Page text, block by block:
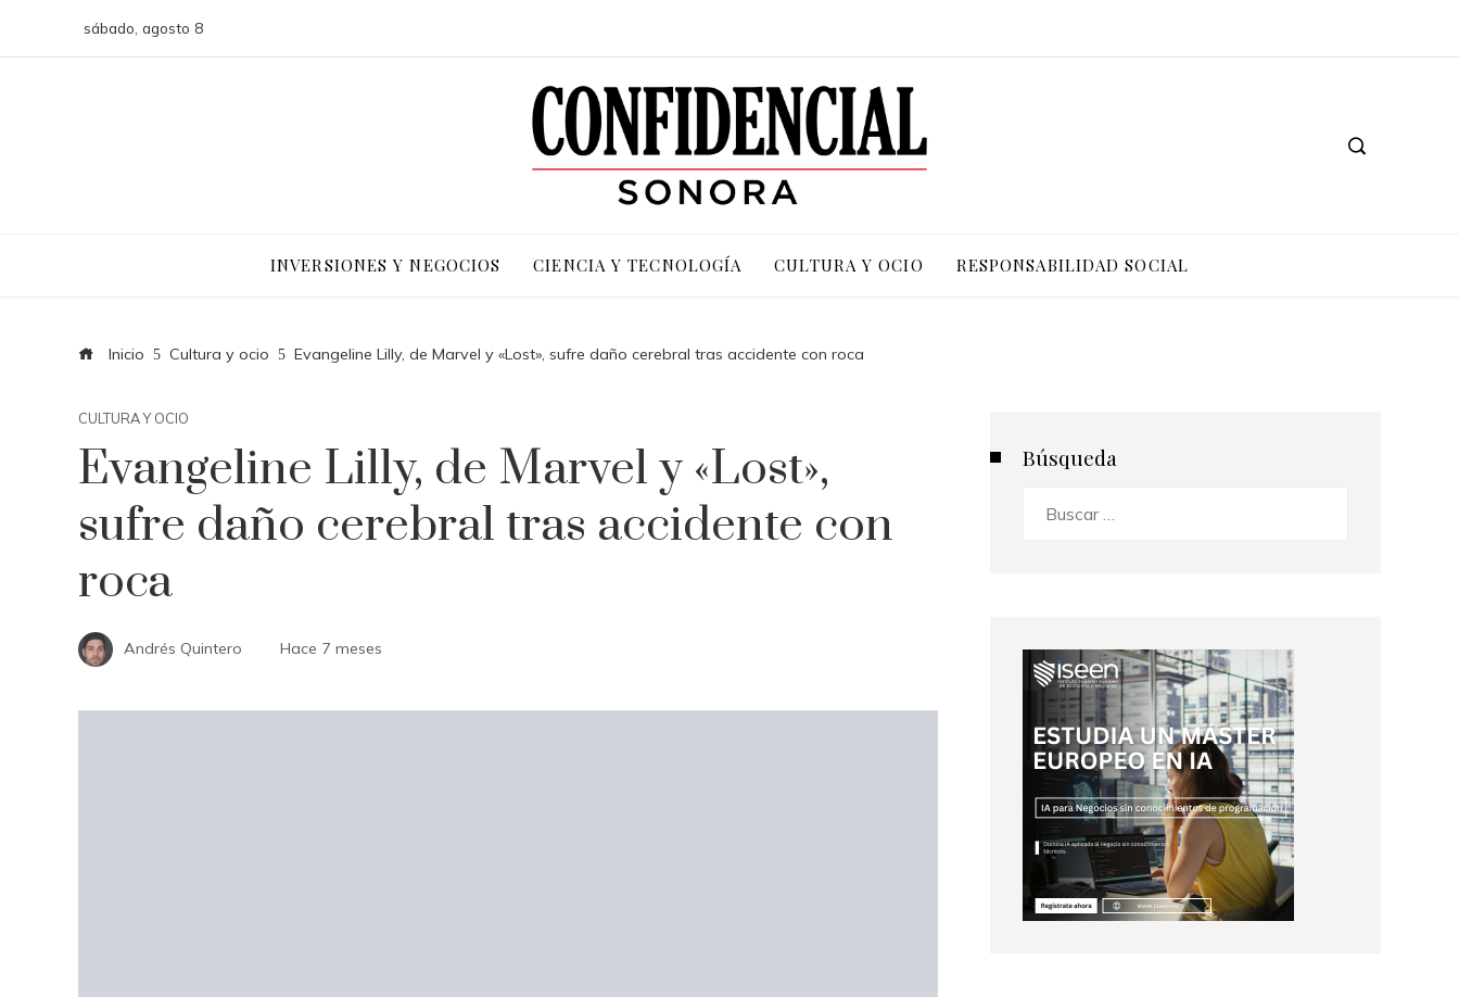
sábado, agosto 8
INVERSIONES Y NEGOCIOS CIENCIA Y TECNOLOGÍA CULTURA Y OCIO RESPONSABILIDAD SOCIAL
Inicio Cultura y ocio Evangeline Lilly, de Marvel y «Lost», sufre daño cerebral tras accidente con roca
CULTURA Y OCIO
Evangeline Lilly, de Marvel y «Lost»,
sufre daño cerebral tras accidente con
roca
Andrés Quintero Hace 7 meses
Búsqueda